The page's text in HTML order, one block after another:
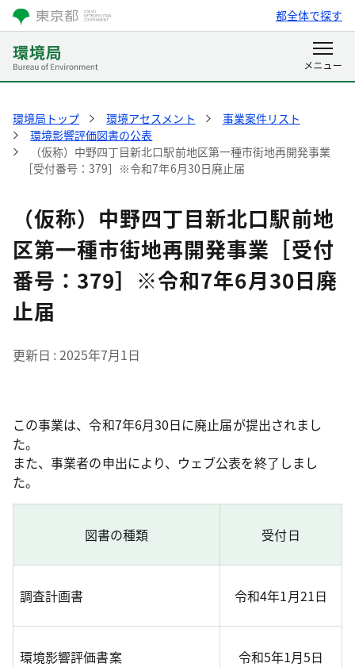
都全体で探す
環境局トップ 環境アセスメント
事業案件リスト
環境影響評価図書の公表
（仮称）中野四丁目新北口駅前地区第一種市街地再開発事業
［受付番号：379］※令和7年6月30日廃止届
（仮称）中野四丁目新北口駅前地
区第一種市街地再開発事業［受付
番号：379］※令和7年6月30日廃
止届
更新日 2025年7月1日
この事業は、令和7年6月30日に廃止届が提出されまし
た。
また、事業者の申出により、ウェブ公表を終了しまし
た。
図書の種類 受付日
調査計画書 令和4年1月21日
環境影響評価書案 令和5年1月5日